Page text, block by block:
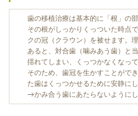
診療時間・アクセス
採用情報
医院からのお知らせ
歯科コラム
歯の移植治療は基本的に「根」の
その根がしっかりくっついた時点
クの冠（クラウン）を被せます。
あると、対合歯（噛みあう歯）と
揺れてしまい、くっつかなくなっ
そのため、歯冠を生かすことがで
た歯はくっつかせるために安静に
→かみ合う歯にあたらないようにし